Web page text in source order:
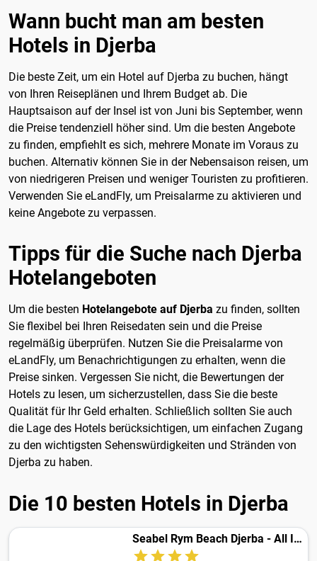
Wann bucht man am besten
Hotels in Djerba
Die beste Zeit, um ein Hotel auf Djerba zu buchen, hängt
von Ihren Reiseplänen und Ihrem Budget ab. Die
Hauptsaison auf der Insel ist von Juni bis September, wenn
die Preise tendenziell höher sind. Um die besten Angebote
zu finden, empfiehlt es sich, mehrere Monate im Voraus zu
buchen. Alternativ können Sie in der Nebensaison reisen, um
von niedrigeren Preisen und weniger Touristen zu profitieren.
Verwenden Sie eLandFly, um Preisalarme zu aktivieren und
keine Angebote zu verpassen.
Tipps für die Suche nach Djerba
Hotelangeboten
Um die besten Hotelangebote auf Djerba zu finden, sollten
Sie flexibel bei Ihren Reisedaten sein und die Preise
regelmäßig überprüfen. Nutzen Sie die Preisalarme von
eLandFly, um Benachrichtigungen zu erhalten, wenn die
Preise sinken. Vergessen Sie nicht, die Bewertungen der
Hotels zu lesen, um sicherzustellen, dass Sie die beste
Qualität für Ihr Geld erhalten. Schließlich sollten Sie auch
die Lage des Hotels berücksichtigen, um einfachen Zugang
zu den wichtigsten Sehenswürdigkeiten und Stränden von
Djerba zu haben.
Die 10 besten Hotels in Djerba
Seabel Rym Beach Djerba - All Inclusive